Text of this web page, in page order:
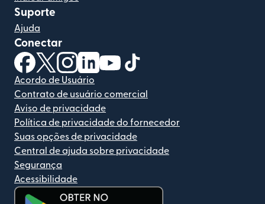
Suporte
Ajuda
Conectar
(abre em uma nova janela)
(abre em uma nova janela)
(abre em uma nova janela)
(abre em uma nova janela)
(abre em uma nova janela)
Acordo de Usuário
Contrato de usuário comercial
Aviso de privacidade
Política de privacidade do fornecedor
Suas opções de privacidade
Central de ajuda sobre privacidade
Segurança
Acessibilidade